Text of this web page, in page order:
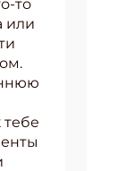
то
или
тебе